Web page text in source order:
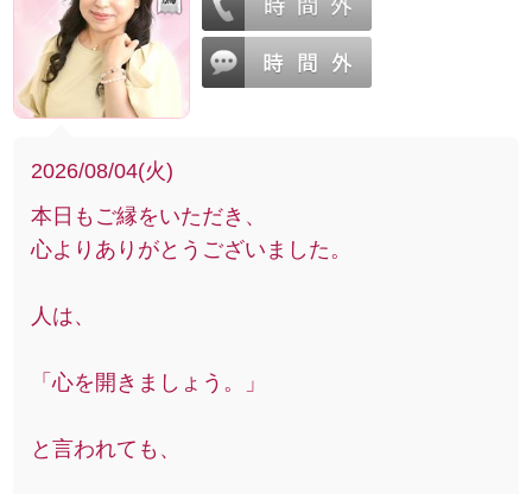
2026/08/04(火)
本日もご縁をいただき、
心よりありがとうございました。
人は、
「心を開きましょう。」
と言われても、